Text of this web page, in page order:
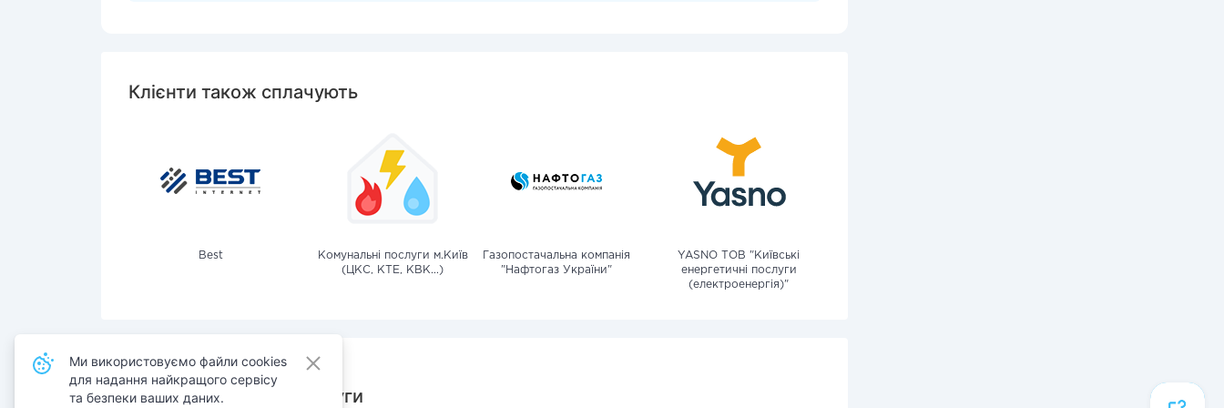
Клієнти також сплачують
Best
Комунальні послуги м.Київ
(ЦКС, КТЕ, КВК...)
Газопостачальна компанія
"Нафтогаз України"
YASNO ТОВ "Київські
енергетичні послуги
(електроенергія)"
Також сплачують послуги
Ми використовуємо файли cookies
для надання найкращого сервісу
та безпеки ваших даних.